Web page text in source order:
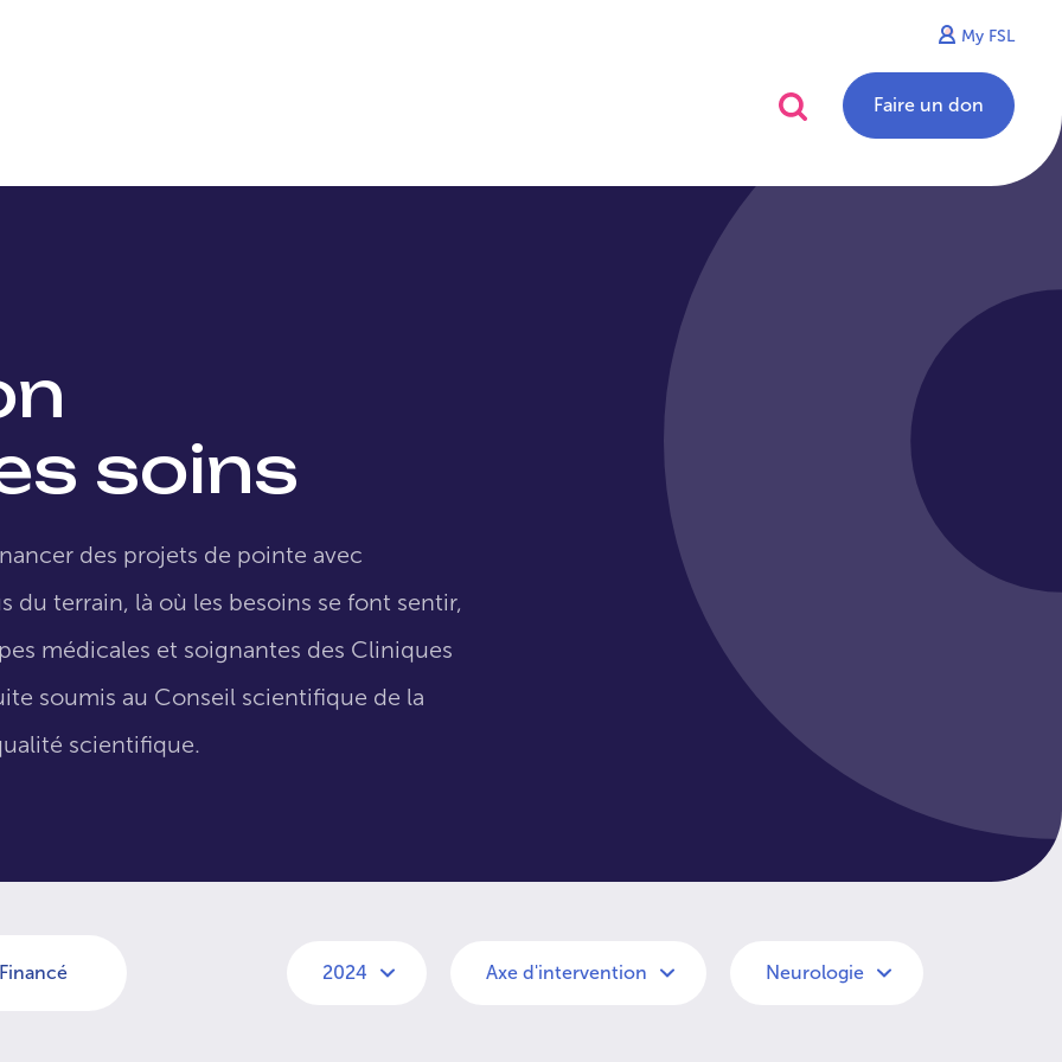
My FSL
Faire un don
soins
des projets de pointe avec
du terrain, là où les besoins se font sentir,
médicales et soignantes des Cliniques
soumis au Conseil scientifique de la
scientifique.
Financé 2024 Axe d'intervention Neurologie